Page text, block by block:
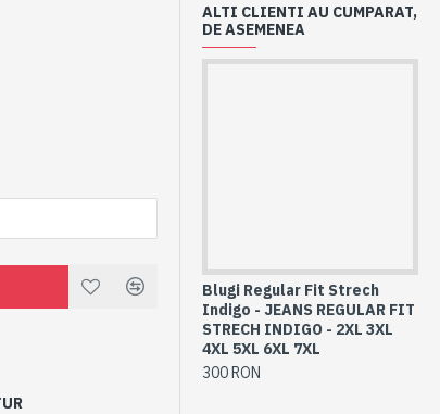
ALTI CLIENTI AU CUMPARAT,
DE ASEMENEA
Blugi Regular Fit Strech
Indigo - JEANS REGULAR FIT
STRECH INDIGO - 2XL 3XL
4XL 5XL 6XL 7XL
300 RON